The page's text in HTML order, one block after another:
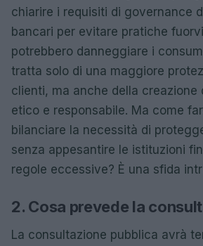
chiarire i requisiti di governance
bancari per evitare pratiche
potrebbero danneggiare i
tratta solo di una maggiore
clienti, ma anche della creazione
etico e responsabile. Ma come
bilanciare la necessità di
senza appesantire le istituzioni
regole eccessive? È una sfida
2. Cosa prevede la
La consultazione pubblica avrà